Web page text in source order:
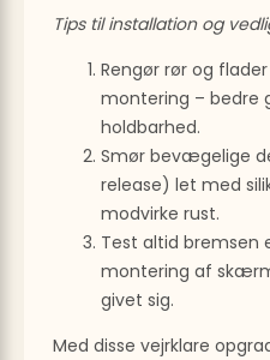
Tips til installation og
Rengør rør og
montering – bedre
holdbarhed.
Smør bevægelige
release) let med
modvirke rust.
Test altid bremsen
montering af
givet sig.
Med disse vejrklare